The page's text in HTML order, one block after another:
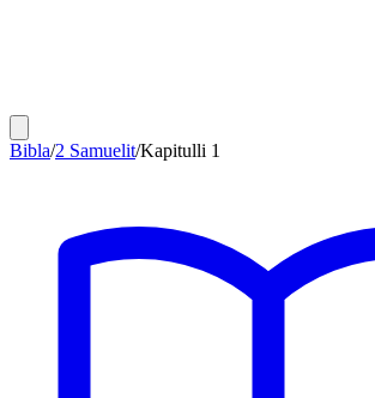
Bibla/2 Samuelit/Kapitulli 1